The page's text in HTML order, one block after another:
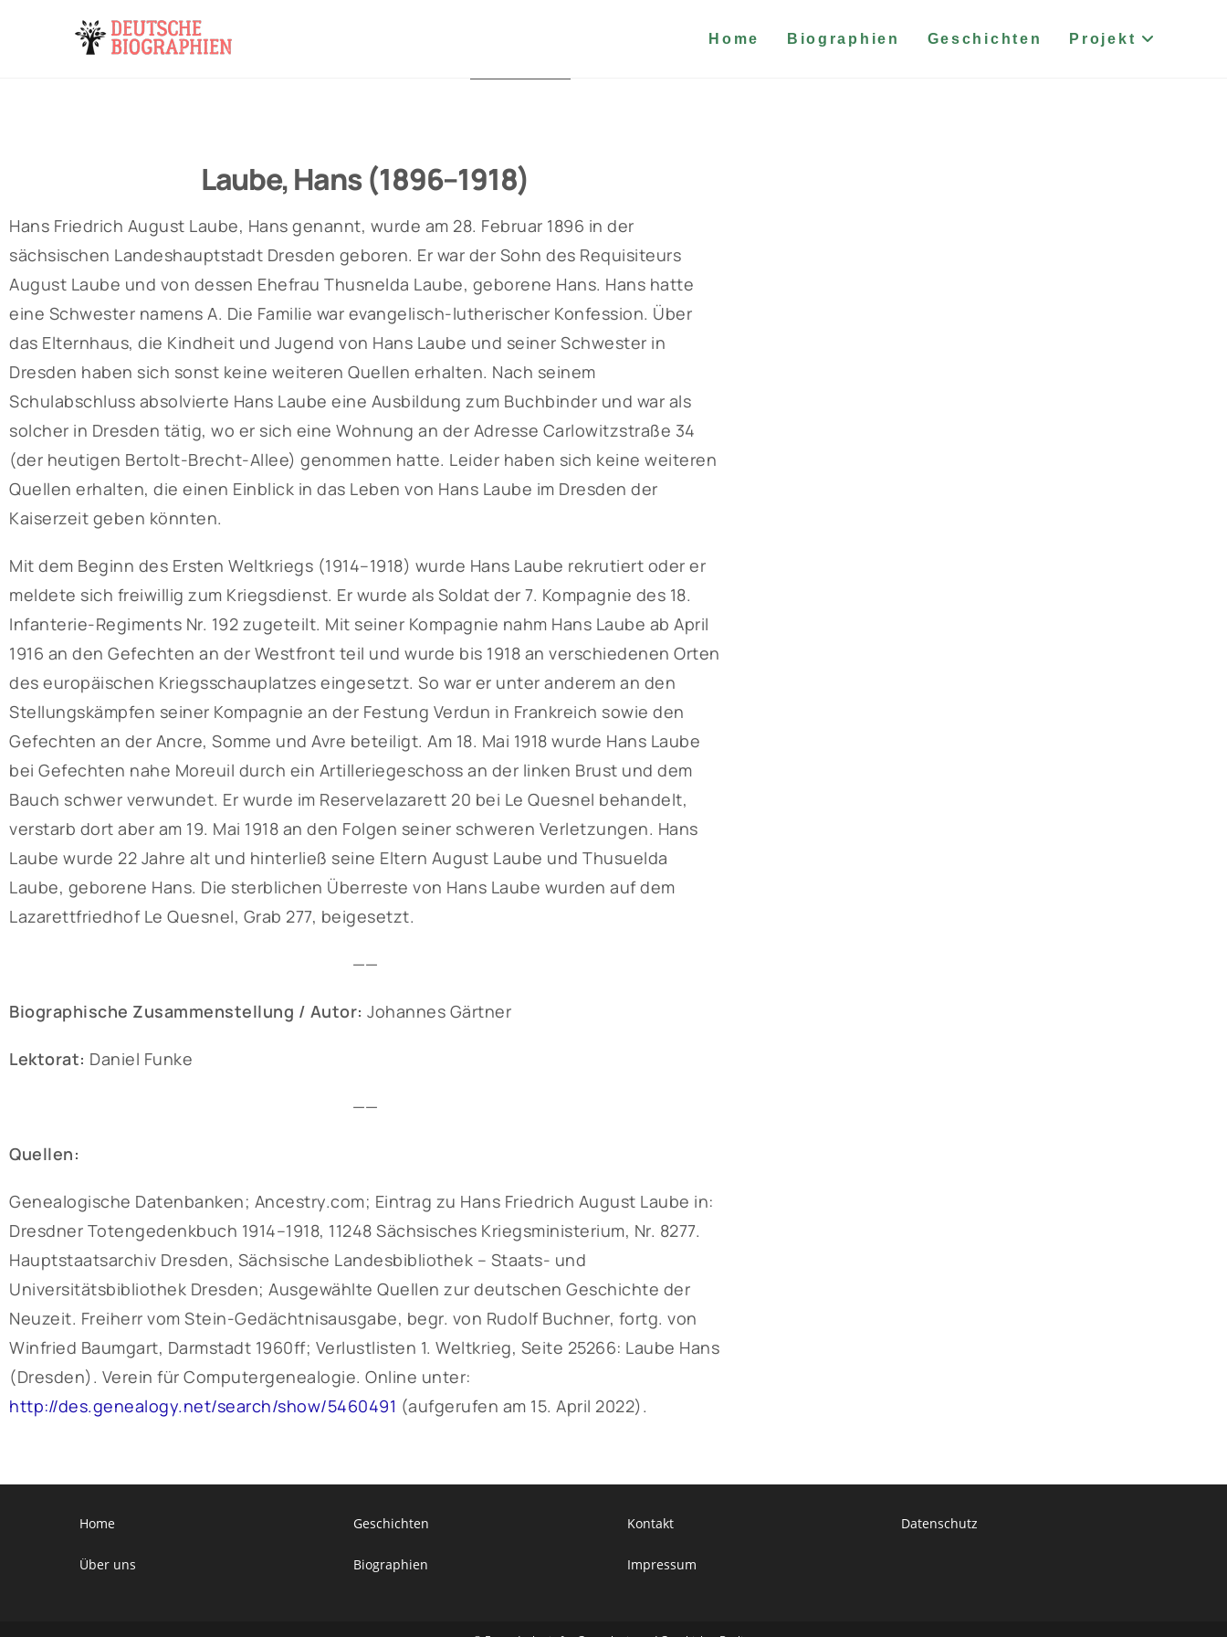
Home Biographien Geschichten Projekt
Laube, Hans (1896–1918)
Hans Friedrich August Laube, Hans genannt, wurde am 28. Februar 1896 in der
sächsischen Landeshauptstadt Dresden geboren. Er war der Sohn des Requisiteurs
August Laube und von dessen Ehefrau Thusnelda Laube, geborene Hans. Hans hatte
eine Schwester namens A. Die Familie war evangelisch-lutherischer Konfession. Über
das Elternhaus, die Kindheit und Jugend von Hans Laube und seiner Schwester in
Dresden haben sich sonst keine weiteren Quellen erhalten. Nach seinem
Schulabschluss absolvierte Hans Laube eine Ausbildung zum Buchbinder und war als
solcher in Dresden tätig, wo er sich eine Wohnung an der Adresse Carlowitzstraße 34
(der heutigen Bertolt-Brecht-Allee) genommen hatte. Leider haben sich keine weiteren
Quellen erhalten, die einen Einblick in das Leben von Hans Laube im Dresden der
Kaiserzeit geben könnten.
Mit dem Beginn des Ersten Weltkriegs (1914–1918) wurde Hans Laube rekrutiert oder er
meldete sich freiwillig zum Kriegsdienst. Er wurde als Soldat der 7. Kompagnie des 18.
Infanterie-Regiments Nr. 192 zugeteilt. Mit seiner Kompagnie nahm Hans Laube ab April
1916 an den Gefechten an der Westfront teil und wurde bis 1918 an verschiedenen Orten
des europäischen Kriegsschauplatzes eingesetzt. So war er unter anderem an den
Stellungskämpfen seiner Kompagnie an der Festung Verdun in Frankreich sowie den
Gefechten an der Ancre, Somme und Avre beteiligt. Am 18. Mai 1918 wurde Hans Laube
bei Gefechten nahe Moreuil durch ein Artilleriegeschoss an der linken Brust und dem
Bauch schwer verwundet. Er wurde im Reservelazarett 20 bei Le Quesnel behandelt,
verstarb dort aber am 19. Mai 1918 an den Folgen seiner schweren Verletzungen. Hans
Laube wurde 22 Jahre alt und hinterließ seine Eltern August Laube und Thusuelda
Laube, geborene Hans. Die sterblichen Überreste von Hans Laube wurden auf dem
Lazarettfriedhof Le Quesnel, Grab 277, beigesetzt.
——
Biographische Zusammenstellung / Autor: Johannes Gärtner
Lektorat: Daniel Funke
——
Quellen:
Genealogische Datenbanken; Ancestry.com; Eintrag zu Hans Friedrich August Laube in:
Dresdner Totengedenkbuch 1914–1918, 11248 Sächsisches Kriegsministerium, Nr. 8277.
Hauptstaatsarchiv Dresden, Sächsische Landesbibliothek – Staats- und
Universitätsbibliothek Dresden; Ausgewählte Quellen zur deutschen Geschichte der
Neuzeit. Freiherr vom Stein-Gedächtnisausgabe, begr. von Rudolf Buchner, fortg. von
Winfried Baumgart, Darmstadt 1960ff; Verlustlisten 1. Weltkrieg, Seite 25266: Laube Hans
(Dresden). Verein für Computergenealogie. Online unter:
http://des.genealogy.net/search/show/5460491 (aufgerufen am 15. April 2022).
Home
Über uns
Geschichten
Biographien
Kontakt
Impressum
Datenschutz